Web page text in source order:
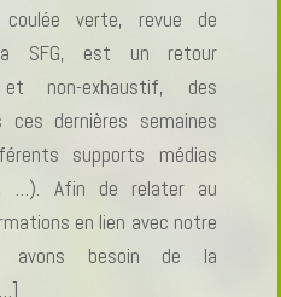
verte, revue de
SFG, est un retour
et non-exhaustif, des
ces dernières semaines
supports médias
…). Afin de relater au
en lien avec notre
avons besoin de la